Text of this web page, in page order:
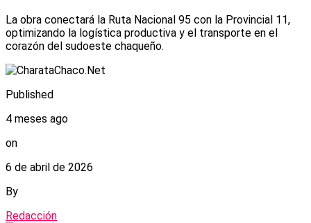
La obra conectará la Ruta Nacional 95 con la Provincial 11,
optimizando la logística productiva y el transporte en el
corazón del sudoeste chaqueño.
Published
4 meses ago
on
6 de abril de 2026
By
Redacción